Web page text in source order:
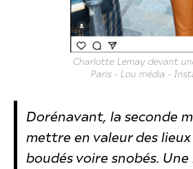
Charlotte Lemay devant
Paris - Lou média -
Dorénavant, la seconde
mettre en valeur des
boudés voire snobés.